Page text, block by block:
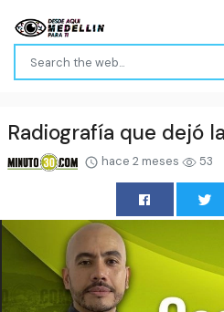
Radiografía que dejó
hace 2 meses 53